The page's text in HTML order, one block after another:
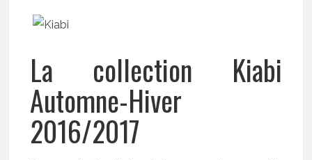
La collection Kiabi
Automne-Hiver
2016/2017